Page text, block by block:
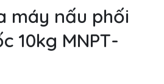
máy nấu phối
10kg MNPT-